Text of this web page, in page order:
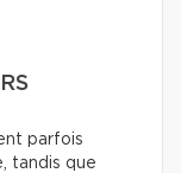
parfois
tandis que